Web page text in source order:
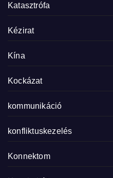
Katasztrófa
Kézirat
Kína
Kockázat
kommunikáció
konfliktuskezelés
Konnektom